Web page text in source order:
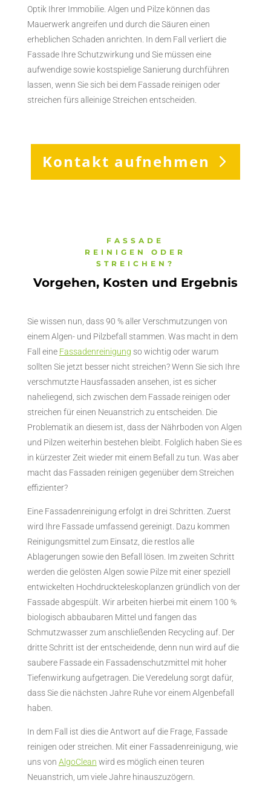
Optik Ihrer Immobilie. Algen und Pilze können das
Mauerwerk angreifen und durch die Säuren einen
erheblichen Schaden anrichten. In dem Fall verliert die
Fassade Ihre Schutzwirkung und Sie müssen eine
aufwendige sowie kostspielige Sanierung durchführen
lassen, wenn Sie sich bei dem Fassade reinigen oder
streichen fürs alleinige Streichen entscheiden.
Kontakt aufnehmen
FASSADE
REINIGEN ODER
STREICHEN?
Vorgehen, Kosten und Ergebnis
Sie wissen nun, dass 90 % aller Verschmutzungen von
einem Algen- und Pilzbefall stammen. Was macht in dem
Fall eine Fassadenreinigung so wichtig oder warum
sollten Sie jetzt besser nicht streichen? Wenn Sie sich Ihre
verschmutzte Hausfassaden ansehen, ist es sicher
naheliegend, sich zwischen dem Fassade reinigen oder
streichen für einen Neuanstrich zu entscheiden. Die
Problematik an diesem ist, dass der Nährboden von Algen
und Pilzen weiterhin bestehen bleibt. Folglich haben Sie es
in kürzester Zeit wieder mit einem Befall zu tun. Was aber
macht das Fassaden reinigen gegenüber dem Streichen
effizienter?
Eine Fassadenreinigung erfolgt in drei Schritten. Zuerst
wird Ihre Fassade umfassend gereinigt. Dazu kommen
Reinigungsmittel zum Einsatz, die restlos alle
Ablagerungen sowie den Befall lösen. Im zweiten Schritt
werden die gelösten Algen sowie Pilze mit einer speziell
entwickelten Hochdruckteleskoplanzen gründlich von der
Fassade abgespült. Wir arbeiten hierbei mit einem 100 %
biologisch abbaubaren Mittel und fangen das
Schmutzwasser zum anschließenden Recycling auf. Der
dritte Schritt ist der entscheidende, denn nun wird auf die
saubere Fassade ein Fassadenschutzmittel mit hoher
Tiefenwirkung aufgetragen. Die Veredelung sorgt dafür,
dass Sie die nächsten Jahre Ruhe vor einem Algenbefall
haben.
In dem Fall ist dies die Antwort auf die Frage, Fassade
reinigen oder streichen. Mit einer Fassadenreinigung, wie
uns von AlgoClean wird es möglich einen teuren
Neuanstrich, um viele Jahre hinauszuzögern.